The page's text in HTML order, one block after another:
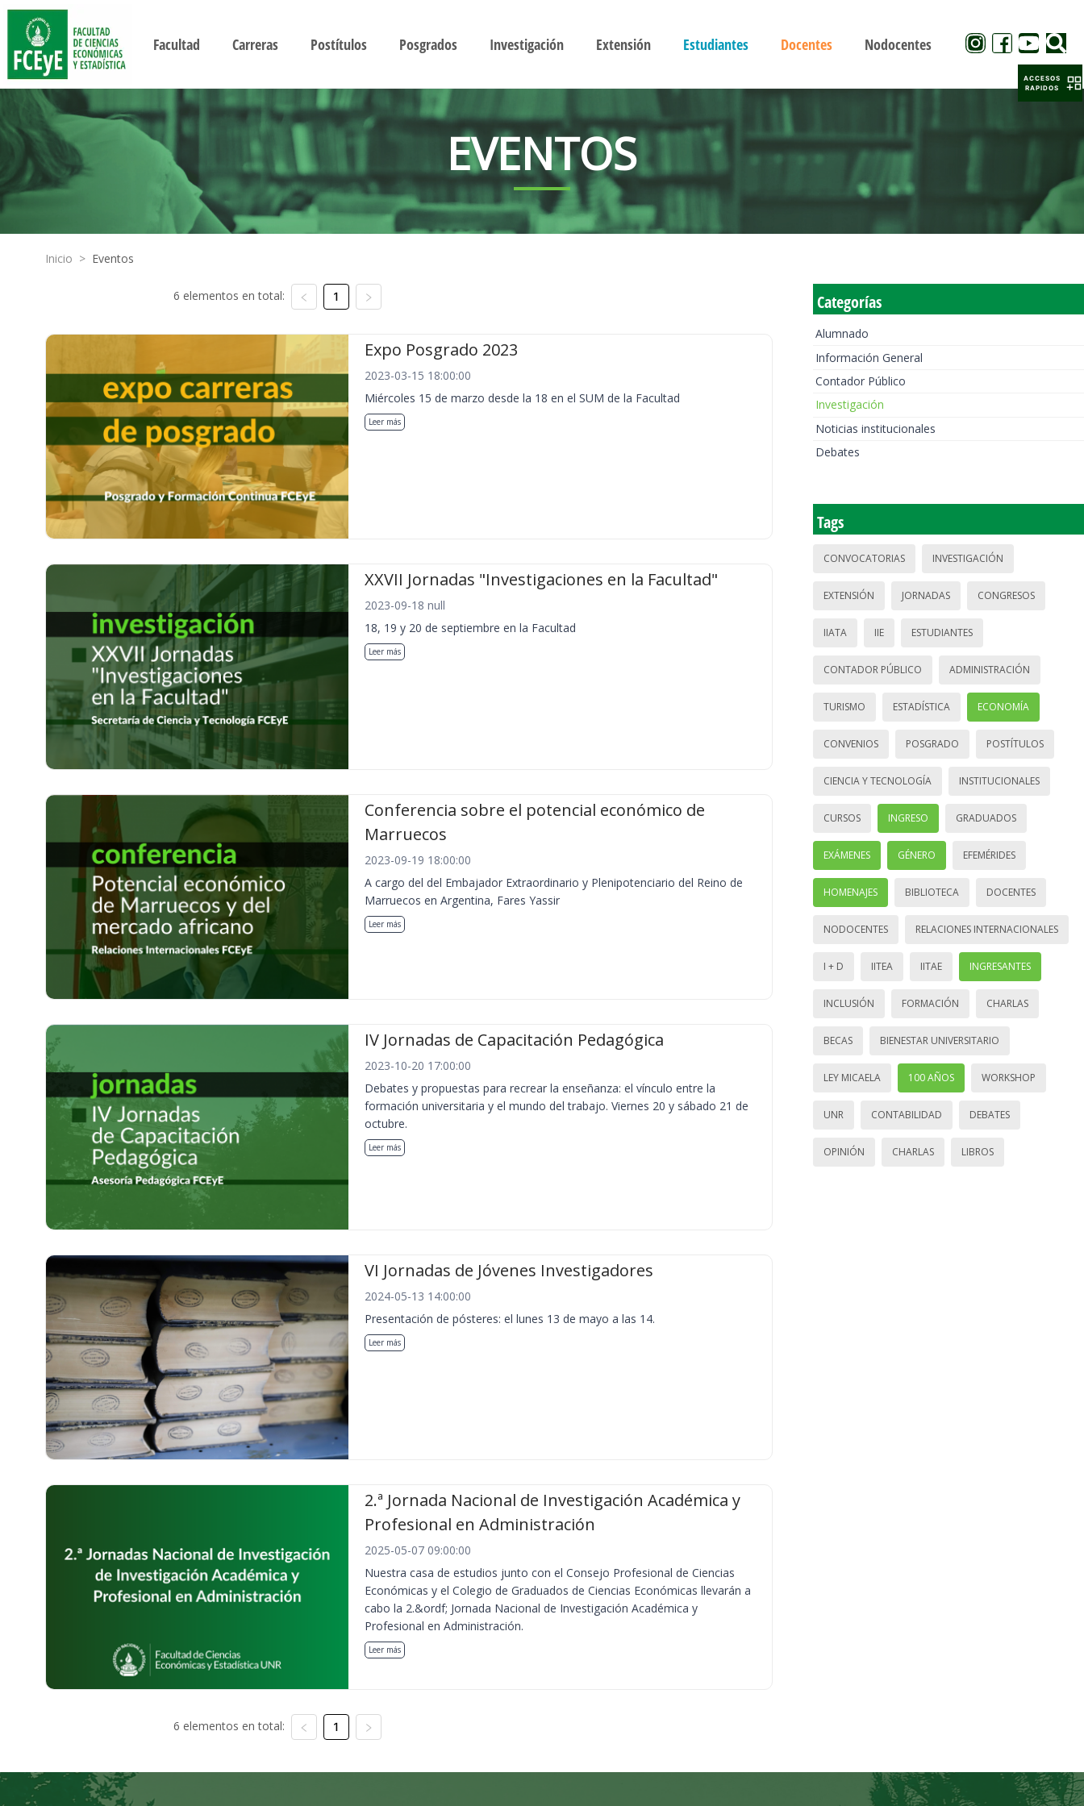
Facultad Carreras Postítulos Posgrados Investigación Extensión Estudiantes Docentes Nodocentes
EVENTOS
Inicio > Eventos
6 elementos en total: 1
Expo Posgrado 2023
2023-03-15 18:00:00
Miércoles 15 de marzo desde la 18 en el SUM de la Facultad
Leer más
XXVII Jornadas "Investigaciones en la Facultad"
2023-09-18 null
18, 19 y 20 de septiembre en la Facultad
Leer más
Conferencia sobre el potencial económico de
Marruecos
2023-09-19 18:00:00
A cargo del del Embajador Extraordinario y Plenipotenciario del Reino de
Marruecos en Argentina, Fares Yassir
Leer más
IV Jornadas de Capacitación Pedagógica
2023-10-20 17:00:00
Debates y propuestas para recrear la enseñanza: el vínculo entre la
formación universitaria y el mundo del trabajo. Viernes 20 y sábado 21 de
octubre.
Leer más
VI Jornadas de Jóvenes Investigadores
2024-05-13 14:00:00
Presentación de pósteres: el lunes 13 de mayo a las 14.
Leer más
2.ª Jornada Nacional de Investigación Académica y
Profesional en Administración
2025-05-07 09:00:00
Nuestra casa de estudios junto con el Consejo Profesional de Ciencias
Económicas y el Colegio de Graduados de Ciencias Económicas llevarán a
cabo la 2.&ordf; Jornada Nacional de Investigación Académica y
Profesional en Administración.
Leer más
6 elementos en total: 1
Categorías
Alumnado
Información General
Contador Público
Investigación
Noticias institucionales
Debates
Tags
CONVOCATORIAS INVESTIGACIÓN
EXTENSIÓN JORNADAS CONGRESOS
IIATA IIE ESTUDIANTES
CONTADOR PÚBLICO ADMINISTRACIÓN
TURISMO ESTADÍSTICA ECONOMÍA
CONVENIOS POSGRADO POSTÍTULOS
CIENCIA Y TECNOLOGÍA INSTITUCIONALES
CURSOS INGRESO GRADUADOS
EXÁMENES GÉNERO EFEMÉRIDES
HOMENAJES BIBLIOTECA DOCENTES
NODOCENTES RELACIONES INTERNACIONALES
I + D IITEA IITAE INGRESANTES
INCLUSIÓN FORMACIÓN CHARLAS
BECAS BIENESTAR UNIVERSITARIO
LEY MICAELA 100 AÑOS WORKSHOP
UNR CONTABILIDAD DEBATES
OPINIÓN CHARLAS LIBROS
ACCESOS
RAPIDOS